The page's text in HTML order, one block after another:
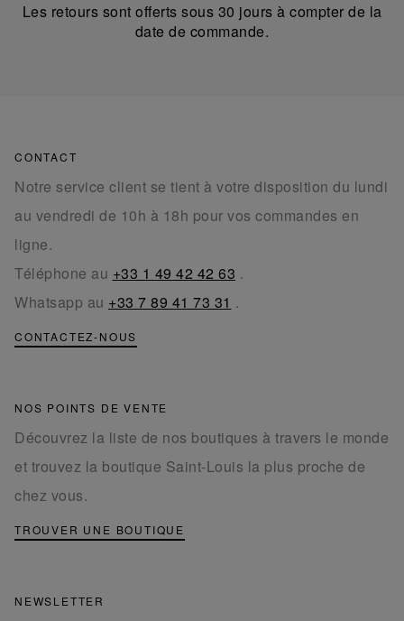
Les retours sont offerts sous 30 jours à compter de la
date de commande.
CONTACT
Notre service client se tient à votre disposition du lundi
au vendredi de 10h à 18h pour vos commandes en
ligne.
Téléphone au +33 1 49 42 42 63 .
Whatsapp au +33 7 89 41 73 31 .
CONTACTEZ-NOUS
NOS POINTS DE VENTE
Découvrez la liste de nos boutiques à travers le monde
et trouvez la boutique Saint-Louis la plus proche de
chez vous.
TROUVER UNE BOUTIQUE
NEWSLETTER